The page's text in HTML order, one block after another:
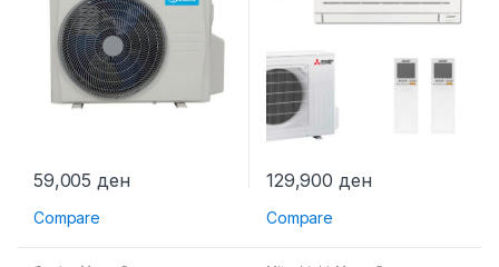
59,005 ден
Compare
129,900 ден
Compare